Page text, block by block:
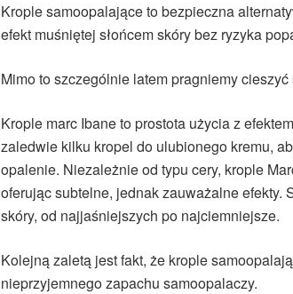
Krople samoopalające to bezpieczna
efekt muśniętej słońcem skóry bez ryzyka
Mimo to szczególnie latem pragniemy
Krople marc Ibane to prostota użycia z
zaledwie kilku kropel do ulubionego kremu,
opalenie. Niezależnie od typu cery, krople
oferując subtelne, jednak zauważalne
skóry, od najjaśniejszych po najciemniejsze.
Kolejną zaletą jest fakt, że krople
nieprzyjemnego zapachu samoopalaczy.